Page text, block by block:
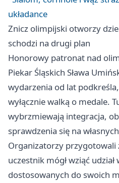
układance
Znicz olimpijski otworzy
schodzi na drugi plan
Honorowy patronat nad
Piekar Śląskich Sława
wydarzenia od lat
wyłącznie walką o medale.
wybrzmiewają integracja,
sprawdzenia się na
Organizatorzy przygotowali
uczestnik mógł wziąć
dostosowanych do swoich